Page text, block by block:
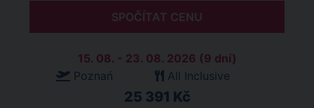
SPOČÍTAT CENU
15. 08. - 23. 08. 2026 (9 dní)
Poznań
All Inclusive
25 391 Kč